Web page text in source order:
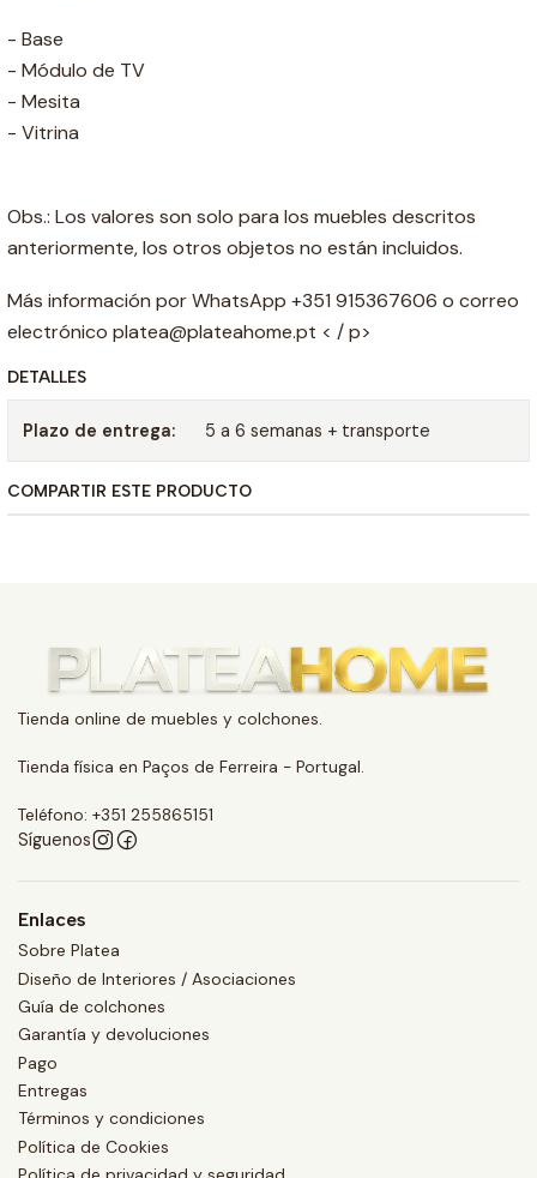
- Base
- Módulo de TV
- Mesita
- Vitrina
Obs.: Los valores son solo para los muebles descritos
anteriormente, los otros objetos no están incluidos.
Más información por WhatsApp +351 915367606 o correo
electrónico platea@plateahome.pt < / p>
DETALLES
Plazo de entrega: 5 a 6 semanas + transporte
COMPARTIR ESTE PRODUCTO
Tienda online de muebles y colchones.
Tienda física en Paços de Ferreira - Portugal.
Teléfono: +351 255865151
Síguenos
Enlaces
Sobre Platea
Diseño de Interiores / Asociaciones
Guía de colchones
Garantía y devoluciones
Pago
Entregas
Términos y condiciones
Política de Cookies